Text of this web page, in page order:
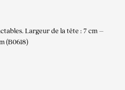
Largeur de la tête : 7 cm –
(B0618)